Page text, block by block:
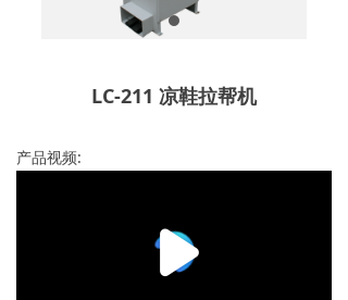
产品视频:
LC-211 凉鞋拉帮机